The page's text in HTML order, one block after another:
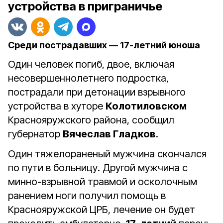
устройства в приграничье
Среди пострадавших — 17-летний юноша
Один человек погиб, двое, включая
несовершеннолетнего подростка,
пострадали при детонации взрывного
устройства в хуторе Колотиловском
Краснояружского района, сообщил
губернатор Вячеслав Гладков.
Один тяжелораненый мужчина скончался
по пути в больницу. Другой мужчина с
минно-взрывной травмой и осколочным
ранением ноги получил помощь в
Краснояружской ЦРБ, лечение он будет